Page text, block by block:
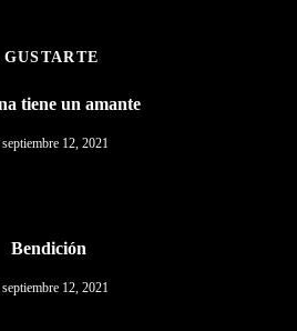
tiene un amante
septiembre 12, 2021
Bendición
septiembre 12, 2021